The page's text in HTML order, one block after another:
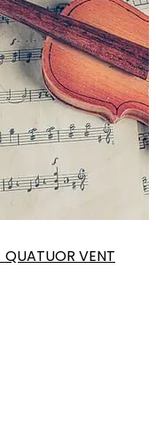
QUATUOR VENT